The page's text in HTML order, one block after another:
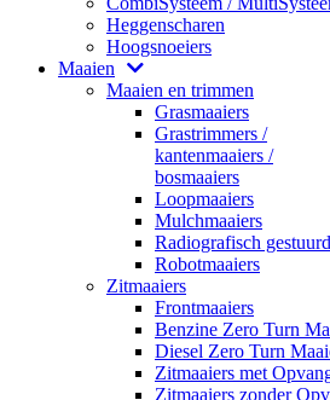
Heggenscharen
Hoogsnoeiers
Maaien
Maaien en trimmen
Grasmaaiers
Grastrimmers /
kantenmaaiers /
bosmaaiers
Loopmaaiers
Mulchmaaiers
Radiografisch
Robotmaaiers
Zitmaaiers
Frontmaaiers
Benzine Zero Turn
Diesel Zero Turn
Zitmaaiers met
Zitmaaiers zonder